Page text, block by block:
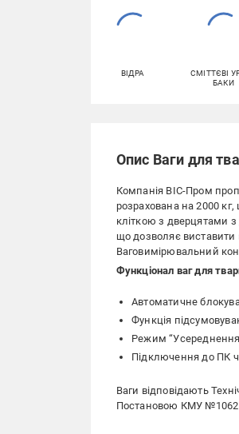
ВІДРА
СМІТТЄВІ
БАКИ
Опис Ваги для
Компанія ВІС-Пром
розрахована на 2000
кліткою з дверцятами з
що дозволяє виставити
Ваговимірювальний
Функціонал ваг для
Автоматичне
Функція
Режим “Усереднення
Підключення до ПК
Ваги відповідають
Постановою КМУ №1062